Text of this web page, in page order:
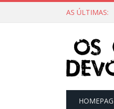
AS ÚLTIMAS: